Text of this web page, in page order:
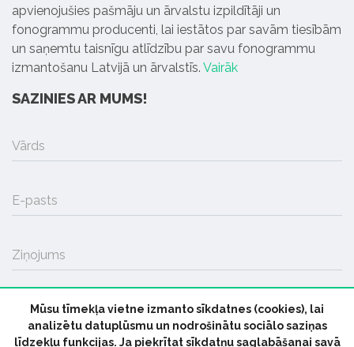
apvienojušies pašmāju un ārvalstu izpildītāji un
fonogrammu producenti, lai iestātos par savām tiesībām
un saņemtu taisnīgu atlīdzību par savu fonogrammu
izmantošanu Latvijā un ārvalstīs. Vairāk
SAZINIES AR MUMS!
Vārds
E-pasts
Ziņojums
SŪTĪT
Mūsu tīmekļa vietne izmanto sīkdatnes (cookies), lai
analizētu datuplūsmu un nodrošinātu sociālo saziņas
līdzekļu funkcijas. Ja piekrītat sīkdatņu saglabāšanai savā